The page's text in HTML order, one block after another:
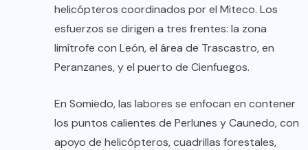
helicópteros coordinados por el Miteco. Los
esfuerzos se dirigen a tres frentes: la zona
limítrofe con León, el área de Trascastro, en
Peranzanes, y el puerto de Cienfuegos.
En Somiedo, las labores se enfocan en contener
los puntos calientes de Perlunes y Caunedo, con
apoyo de helicópteros, cuadrillas forestales,